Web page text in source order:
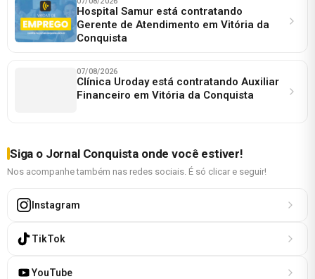
Hospital Samur está contratando
Gerente de Atendimento em Vitória da
Conquista
07/08/2026
Clínica Uroday está contratando Auxiliar
Financeiro em Vitória da Conquista
Siga o Jornal Conquista onde você estiver!
Nos acompanhe também nas redes sociais. É só clicar e seguir!
Instagram
TikTok
YouTube